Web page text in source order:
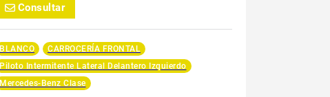
Consultar
BLANCO
CARROCERÍA FRONTAL
Piloto Intermitente Lateral Delantero Izquierdo
Mercedes-Benz Clase